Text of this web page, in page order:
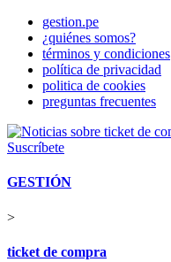
gestion.pe
¿quiénes somos?
términos y condiciones
política de privacidad
politica de cookies
preguntas frecuentes
Suscríbete
GESTIÓN
>
ticket de compra